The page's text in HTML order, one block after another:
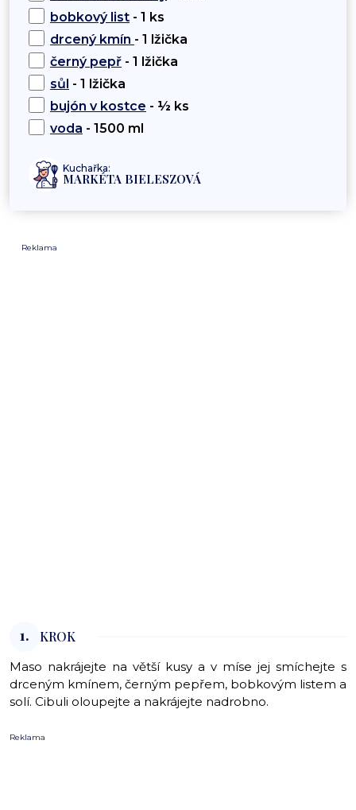
bobkový list - 1 ks
drcený kmín - 1 lžička
černý pepř - 1 lžička
sůl - 1 lžička
bujón v kostce - ½ ks
voda - 1500 ml
Kuchařka:
MARKÉTA BIELESZOVÁ
Reklama
1. KROK
Maso nakrájejte na větší kusy a v míse jej smíchejte s
drceným kmínem, černým pepřem, bobkovým listem a
solí. Cibuli oloupejte a nakrájejte nadrobno.
Reklama